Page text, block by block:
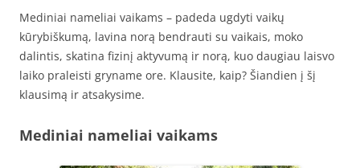
Mediniai nameliai vaikams – padeda ugdyti vaikų
kūrybiškumą, lavina norą bendrauti su vaikais, moko
dalintis, skatina fizinį aktyvumą ir norą, kuo daugiau laisvo
laiko praleisti gryname ore. Klausite, kaip? Šiandien į šį
klausimą ir atsakysime.
Mediniai nameliai vaikams